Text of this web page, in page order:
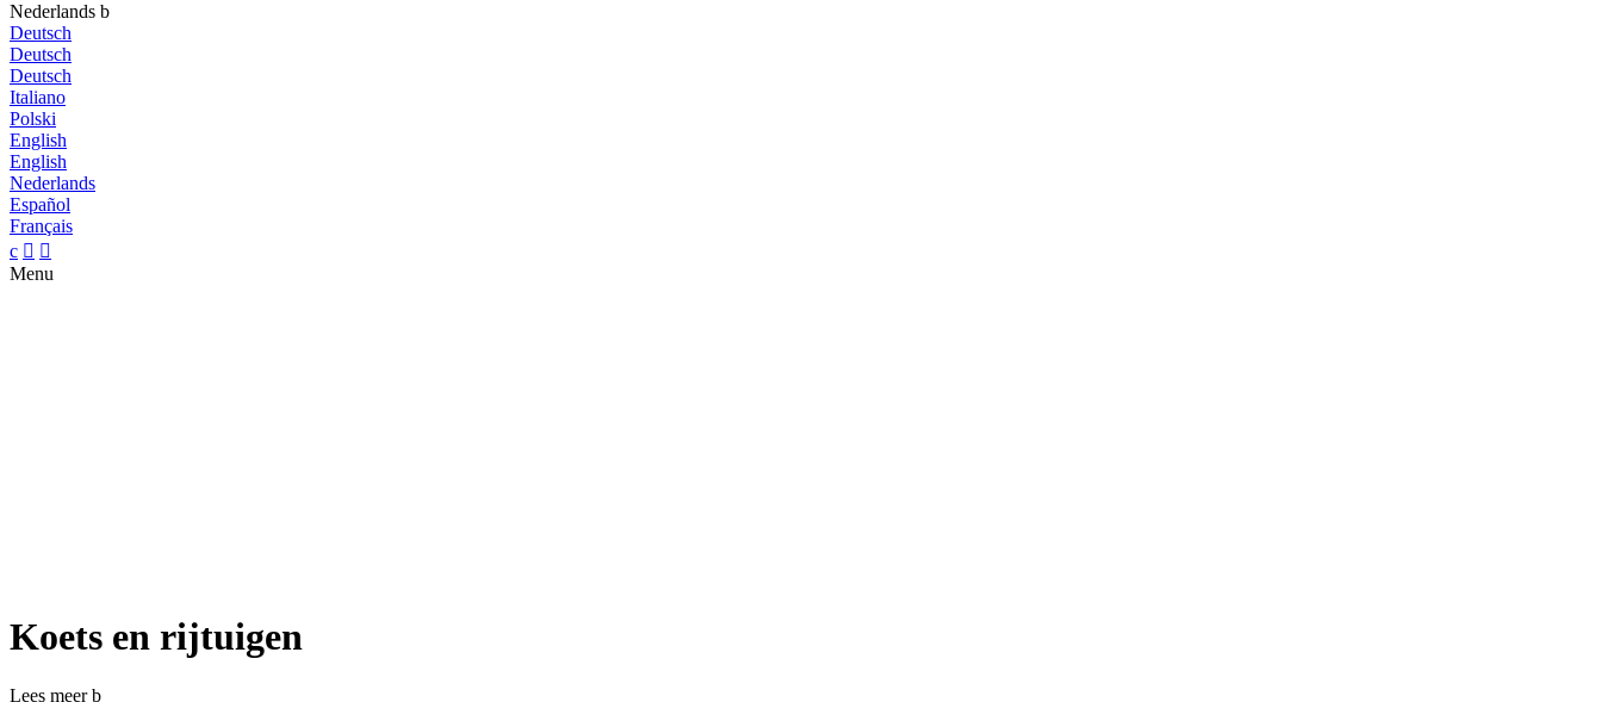
Nederlands b
Deutsch
Deutsch
Deutsch
Italiano
Polski
English
English
Nederlands
Español
Français
c  
Menu
Koets en rijtuigen
Lees meerb